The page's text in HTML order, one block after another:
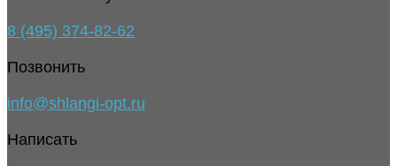
8 (495) 374-82-62
Позвонить
info@shlangi-opt.ru
Написать